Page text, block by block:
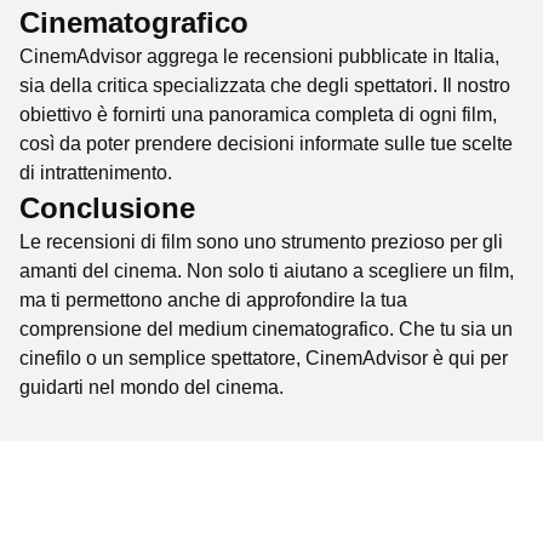
Cinematografico
CinemAdvisor aggrega le recensioni pubblicate in Italia,
sia della critica specializzata che degli spettatori. Il nostro
obiettivo è fornirti una panoramica completa di ogni film,
così da poter prendere decisioni informate sulle tue scelte
di intrattenimento.
Conclusione
Le recensioni di film sono uno strumento prezioso per gli
amanti del cinema. Non solo ti aiutano a scegliere un film,
ma ti permettono anche di approfondire la tua
comprensione del medium cinematografico. Che tu sia un
cinefilo o un semplice spettatore, CinemAdvisor è qui per
guidarti nel mondo del cinema.